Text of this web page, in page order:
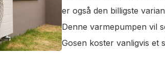
er også den billigste
Denne varmepumpen vil
Gosen koster vanligvis et